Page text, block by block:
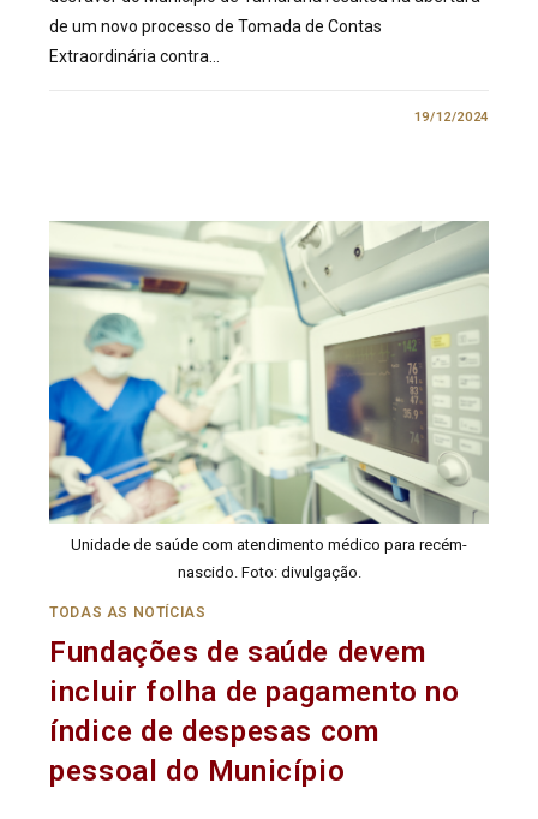
de um novo processo de Tomada de Contas
Extraordinária contra…
19/12/2024
Unidade de saúde com atendimento médico para recém-
nascido. Foto: divulgação.
TODAS AS NOTÍCIAS
Fundações de saúde devem
incluir folha de pagamento no
índice de despesas com
pessoal do Município